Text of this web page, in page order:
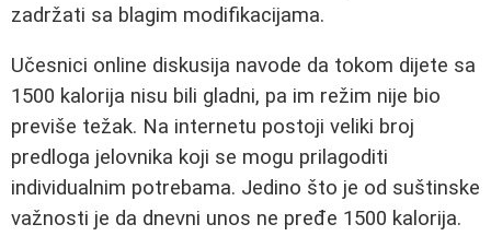
zadržati sa blagim modifikacijama.
Učesnici online diskusija navode da tokom dijete sa
1500 kalorija nisu bili gladni, pa im režim nije bio
previše težak. Na internetu postoji veliki broj
predloga jelovnika koji se mogu prilagoditi
individualnim potrebama. Jedino što je od suštinske
važnosti je da dnevni unos ne pređe 1500 kalorija.